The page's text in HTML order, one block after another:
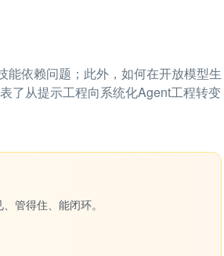
能依赖问题；此外，如何在开放模型生
了从提示工程向系统化Agent工程转变
管得住、能闭环。